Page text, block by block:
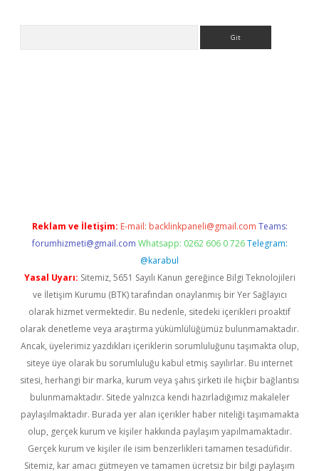
Reklam ve İletişim: E-mail: backlinkpaneli@gmail.com Teams:
forumhizmeti@gmail.com Whatsapp: 0262 606 0 726 Telegram:
@karabul
Yasal Uyarı: Sitemiz, 5651 Sayılı Kanun gereğince Bilgi Teknolojileri
ve İletişim Kurumu (BTK) tarafından onaylanmış bir Yer Sağlayıcı
olarak hizmet vermektedir. Bu nedenle, sitedeki içerikleri proaktif
olarak denetleme veya araştırma yükümlülüğümüz bulunmamaktadır.
Ancak, üyelerimiz yazdıkları içeriklerin sorumluluğunu taşımakta olup,
siteye üye olarak bu sorumluluğu kabul etmiş sayılırlar. Bu internet
sitesi, herhangi bir marka, kurum veya şahıs şirketi ile hiçbir bağlantısı
bulunmamaktadır. Sitede yalnızca kendi hazırladığımız makaleler
paylaşılmaktadır. Burada yer alan içerikler haber niteliği taşımamakta
olup, gerçek kurum ve kişiler hakkında paylaşım yapılmamaktadır.
Gerçek kurum ve kişiler ile isim benzerlikleri tamamen tesadüfidir.
Sitemiz, kar amacı gütmeyen ve tamamen ücretsiz bir bilgi paylaşım